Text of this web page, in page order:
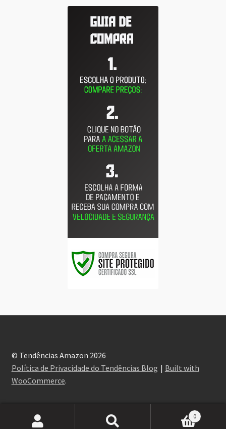
© Tendências Amazon 2026
Política de Privacidade do Tendências Blog
Built with
WooCommerce.
0